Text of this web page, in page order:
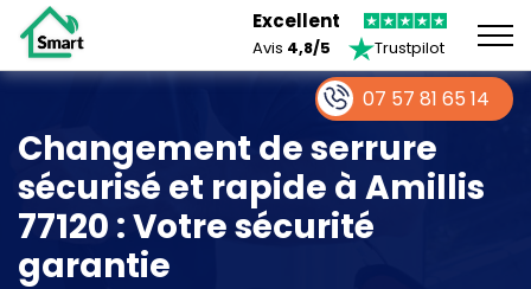
Excellent
Avis 4,8/5 Trustpilot
Changement de serrure
sécurisé et rapide à Amillis
77120 : Votre sécurité
garantie
07 57 81 65 14